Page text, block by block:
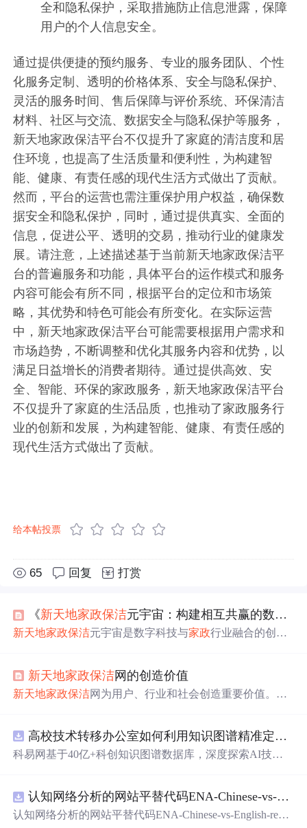
全和隐私保护，采取措施防止信息泄露，保障
用户的个人信息安全。
通过提供便捷的预约服务、专业的服务团队、个性
化服务定制、透明的价格体系、安全与隐私保护、
灵活的服务时间、售后保障与评价系统、环保清洁
材料、社区与交流、数据安全与隐私保护等服务，
新天地家政保洁平台不仅提升了家庭的清洁度和居
住环境，也提高了生活质量和便利性，为构建智
能、健康、有责任感的现代生活方式做出了贡献。
然而，平台的运营也需注重保护用户权益，确保数
据安全和隐私保护，同时，通过提供真实、全面的
信息，促进公平、透明的交易，推动行业的健康发
展。请注意，上述描述基于当前新天地家政保洁平
台的普遍服务和功能，具体平台的运作模式和服务
内容可能会有所不同，根据平台的定位和市场策
略，其优势和特色可能会有所变化。在实际运营
中，新天地家政保洁平台可能需要根据用户需求和
市场趋势，不断调整和优化其服务内容和优势，以
满足日益增长的消费者期待。通过提供高效、安
全、智能、环保的家政服务，新天地家政保洁平台
不仅提升了家庭的生活品质，也推动了家政服务行
业的创新和发展，为构建智能、健康、有责任感的
现代生活方式做出了贡献。
给本帖投票
65 回复 打赏
《新天地家政保洁元宇宙：构建相互共赢的数字化
新天地家政保洁元宇宙是数字科技与家政行业融合的创新
行业数字化转型，提升效率和智能化水平，为行业和数字
经济发展带来变革。
新天地家政保洁网的创造价值
新天地家政保洁网为用户、行业和社会创造重要价值。它
业发展，通过数据驱动为企业提供市场洞察。
高校技术转移办公室如何利用知识图谱精准定位产业需求与技术适配点？.docx
科易网基于40亿+科创知识图谱数据库，深度探索AI技术
新领域的AI+数智化解决方案，推动科技创新与产业创新
智能化发展。
认知网络分析的网站平替代码ENA-Chinese-vs-English-reproducible.zip
认知网络分析的网站平替代码ENA-Chinese-vs-English-repro